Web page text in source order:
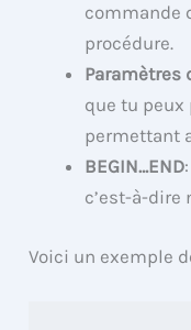
commande
procédure.
Paramètres
que tu peux
permettant
BEGIN…END
c’est-à-dire
Voici un exemple